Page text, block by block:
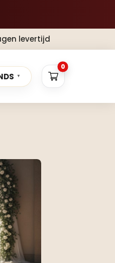
levertijd
▼
0